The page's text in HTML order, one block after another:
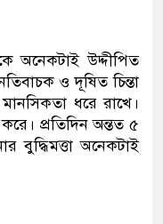
অনেকটাই উদ্দীপিত
ও দূষিত চিন্তা
ধরে রাখে।
প্রতিদিন অন্তত ৫
বুদ্ধিমত্তা অনেকটাই